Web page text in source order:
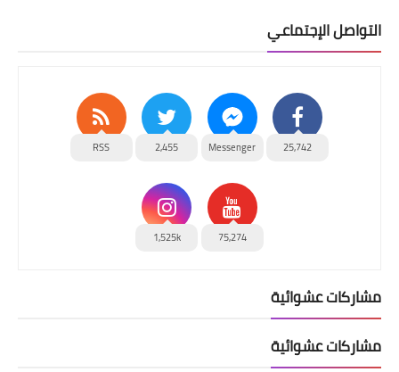
التواصل الإجتماعي
25,742
Messenger
2,455
RSS
75,274
1,525k
مشاركات عشوائية
مشاركات عشوائية